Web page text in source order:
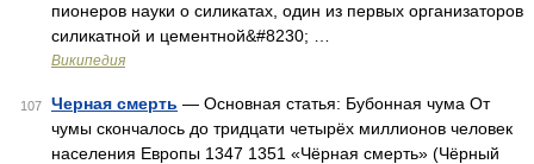
пионеров науки о силикатах, один из первых организаторов
силикатной и цементной&#8230; …
Википедия
107 Черная смерть — Основная статья: Бубонная чума От
чумы скончалось до тридцати четырёх миллионов человек
населения Европы 1347 1351 «Чёрная смерть» (Чёрный